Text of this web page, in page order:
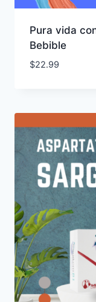
Pura vida
Bebible
$22.99